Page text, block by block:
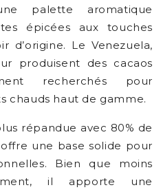
palette aromatique
épicées aux touches
d’origine. Le Venezuela,
produisent des cacaos
recherchés pour
chauds haut de gamme.
répandue avec 80% de
une base solide pour
Bien que moins
il apporte une